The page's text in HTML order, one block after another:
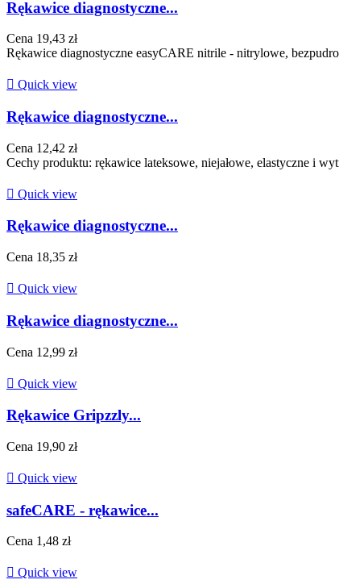
Rękawice diagnostyczne...
Cena 19,43 zł
Rękawice diagnostyczne easyCARE nitrile - nitrylowe,
 Quick view
Rękawice diagnostyczne...
Cena 12,42 zł
Cechy produktu: rękawice lateksowe, niejałowe, elastyczne i
 Quick view
Rękawice diagnostyczne...
Cena 18,35 zł
 Quick view
Rękawice diagnostyczne...
Cena 12,99 zł
 Quick view
Rękawice Gripzzly...
Cena 19,90 zł
 Quick view
safeCARE - rękawice...
Cena 1,48 zł
 Quick view